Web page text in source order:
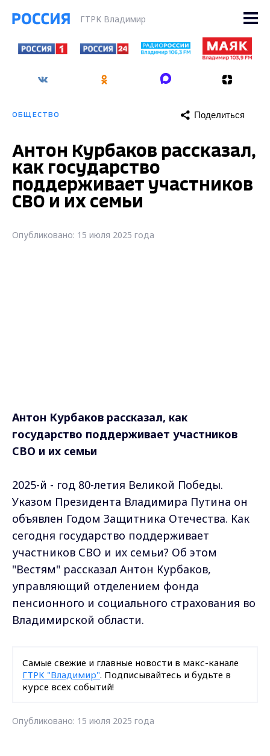
ГТРК Владимир
ОБЩЕСТВО Поделиться
Антон Курбаков рассказал,
как государство
поддерживает участников
СВО и их семьи
Опубликовано: 15 июля 2025 года
Антон Курбаков рассказал, как
государство поддерживает участников
СВО и их семьи
2025-й - год 80-летия Великой Победы.
Указом Президента Владимира Путина он
объявлен Годом Защитника Отечества. Как
сегодня государство поддерживает
участников СВО и их семьи? Об этом
"Вестям" рассказал Антон Курбаков,
управляющий отделением фонда
пенсионного и социального страхования во
Владимирской области.
Самые свежие и главные новости в макс-канале
ГТРК "Владимир". Подписывайтесь и будьте в
курсе всех событий!
Опубликовано: 15 июля 2025 года